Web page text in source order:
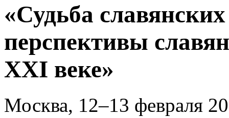
«Судьба
перспективы
ХХI веке»
Москва, 12–13 февраля